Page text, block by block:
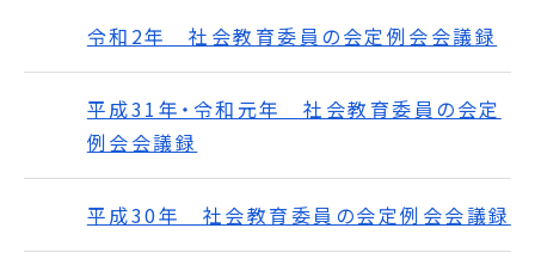
令和2年 社会教育委員の会定例会会議録
平成31年・令和元年 社会教育委員の会定
例会会議録
平成30年 社会教育委員の会定例会会議録